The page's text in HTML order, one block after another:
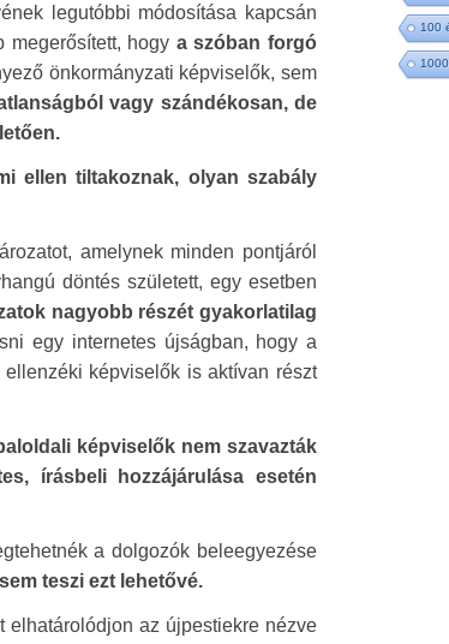
legutóbbi módosítása kapcsán
megerősített, hogy a szóban forgó
önkormányzati képviselők, sem
vagy szándékosan, de
ellen tiltakoznak, olyan szabály
amelynek minden pontjáról
döntés született, egy esetben
nagyobb részét gyakorlatilag
egy internetes újságban, hogy a
képviselők is aktívan részt
képviselők nem szavazták
írásbeli hozzájárulása esetén
a dolgozók beleegyezése
teszi ezt lehetővé.
elhatárolódjon az újpestiekre nézve
100